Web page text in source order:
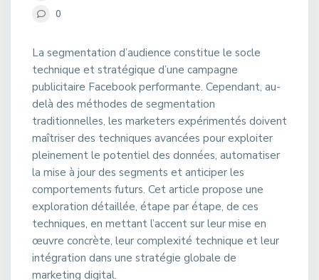
0
La segmentation d’audience constitue le socle
technique et stratégique d’une campagne
publicitaire Facebook performante. Cependant, au-
delà des méthodes de segmentation
traditionnelles, les marketers expérimentés doivent
maîtriser des techniques avancées pour exploiter
pleinement le potentiel des données, automatiser
la mise à jour des segments et anticiper les
comportements futurs. Cet article propose une
exploration détaillée, étape par étape, de ces
techniques, en mettant l’accent sur leur mise en
œuvre concrète, leur complexité technique et leur
intégration dans une stratégie globale de
marketing digital.